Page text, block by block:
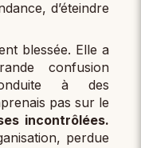
d’éteindre
blessée. Elle a
confusion
à des
pas sur le
incontrôlées.
perdue